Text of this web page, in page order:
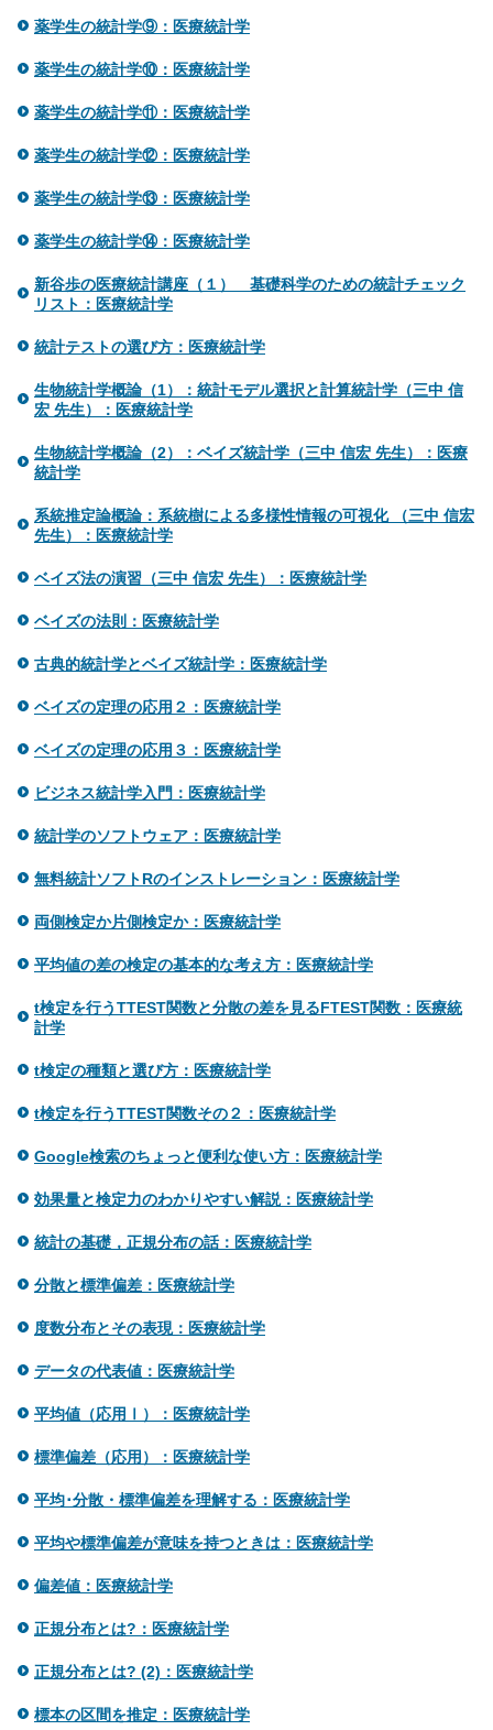
薬学生の統計学⑨：医療統計学
薬学生の統計学⑩：医療統計学
薬学生の統計学⑪：医療統計学
薬学生の統計学⑫：医療統計学
薬学生の統計学⑬：医療統計学
薬学生の統計学⑭：医療統計学
新谷歩の医療統計講座（１） 基礎科学のための統計チェック
リスト：医療統計学
統計テストの選び方：医療統計学
生物統計学概論（1）：統計モデル選択と計算統計学（三中 信
宏 先生）：医療統計学
生物統計学概論（2）：ベイズ統計学（三中 信宏 先生）：医療
統計学
系統推定論概論：系統樹による多様性情報の可視化 （三中 信宏
先生）：医療統計学
ベイズ法の演習（三中 信宏 先生）：医療統計学
ベイズの法則：医療統計学
古典的統計学とベイズ統計学：医療統計学
ベイズの定理の応用２：医療統計学
ベイズの定理の応用３：医療統計学
ビジネス統計学入門：医療統計学
統計学のソフトウェア：医療統計学
無料統計ソフトRのインストレーション：医療統計学
両側検定か片側検定か：医療統計学
平均値の差の検定の基本的な考え方：医療統計学
t検定を行うTTEST関数と分散の差を見るFTEST関数：医療統
計学
t検定の種類と選び方：医療統計学
t検定を行うTTEST関数その２：医療統計学
Google検索のちょっと便利な使い方：医療統計学
効果量と検定力のわかりやすい解説：医療統計学
統計の基礎，正規分布の話：医療統計学
分散と標準偏差：医療統計学
度数分布とその表現：医療統計学
データの代表値：医療統計学
平均値（応用Ⅰ）：医療統計学
標準偏差（応用）：医療統計学
平均･分散・標準偏差を理解する：医療統計学
平均や標準偏差が意味を持つときは：医療統計学
偏差値：医療統計学
正規分布とは?：医療統計学
正規分布とは? (2)：医療統計学
標本の区間を推定：医療統計学